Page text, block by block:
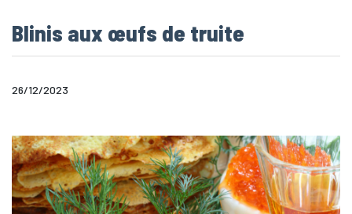
Blinis aux œufs de truite
26/12/2023